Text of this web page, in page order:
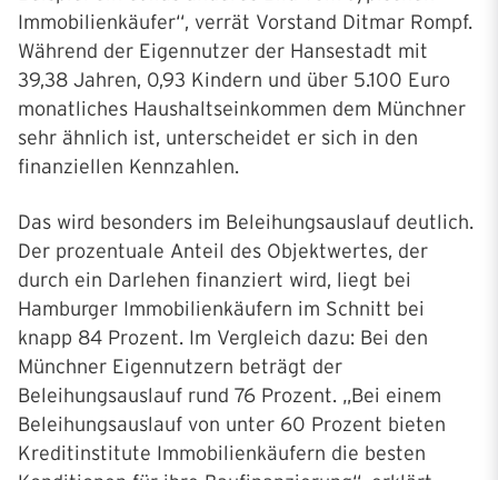
Immobilienkäufer“, verrät Vorstand Ditmar Rompf.
Während der Eigennutzer der Hansestadt mit
39,38 Jahren, 0,93 Kindern und über 5.100 Euro
monatliches Haushaltseinkommen dem Münchner
sehr ähnlich ist, unterscheidet er sich in den
finanziellen Kennzahlen.
Das wird besonders im Beleihungsauslauf deutlich.
Der prozentuale Anteil des Objektwertes, der
durch ein Darlehen finanziert wird, liegt bei
Hamburger Immobilienkäufern im Schnitt bei
knapp 84 Prozent. Im Vergleich dazu: Bei den
Münchner Eigennutzern beträgt der
Beleihungsauslauf rund 76 Prozent. „Bei einem
Beleihungsauslauf von unter 60 Prozent bieten
Kreditinstitute Immobilienkäufern die besten